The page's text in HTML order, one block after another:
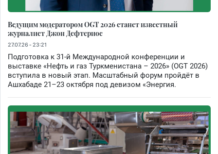
Ведущим модератором OGT 2026 станет известный
журналист Джон Дефтериос
27.07.26 - 23:21
Подготовка к 31-й Международной конференции и
выставке «Нефть и газ Туркменистана – 2026» (OGT 2026)
вступила в новый этап. Масштабный форум пройдёт в
Ашхабаде 21–23 октября под девизом «Энергия.